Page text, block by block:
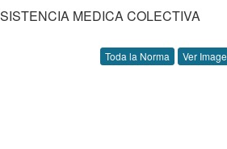
MEDICA COLECTIVA
Toda la Norma Ver